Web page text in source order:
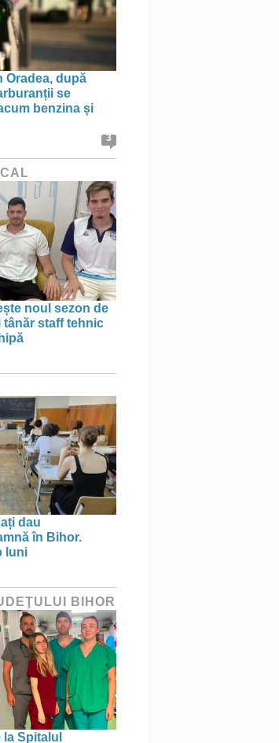
Oradea, după
se
benzina și
3
noul sezon de
tânăr staff tehnic
dau
în Bihor.
luni
BIHOR
Spitalul